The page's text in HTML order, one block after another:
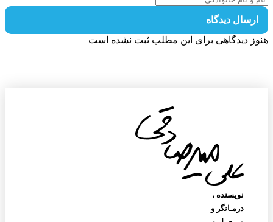
دیدگاه
دیدگاهی برای این مطلب ثبت نشده است
نویسنده‌ ،
درمـانگر و